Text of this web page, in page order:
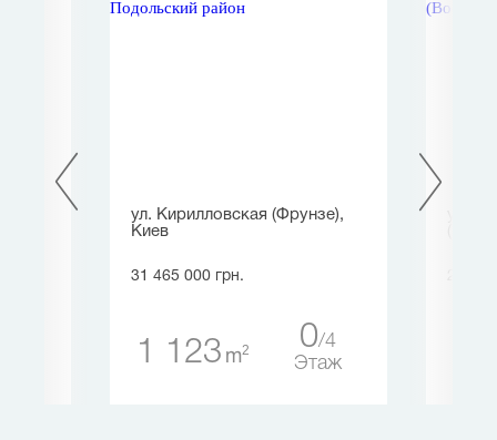
ул. Кирилловская (Фрунзе),
Киев
31 465 000 грн.
1 123 m2 0 4
Этаж